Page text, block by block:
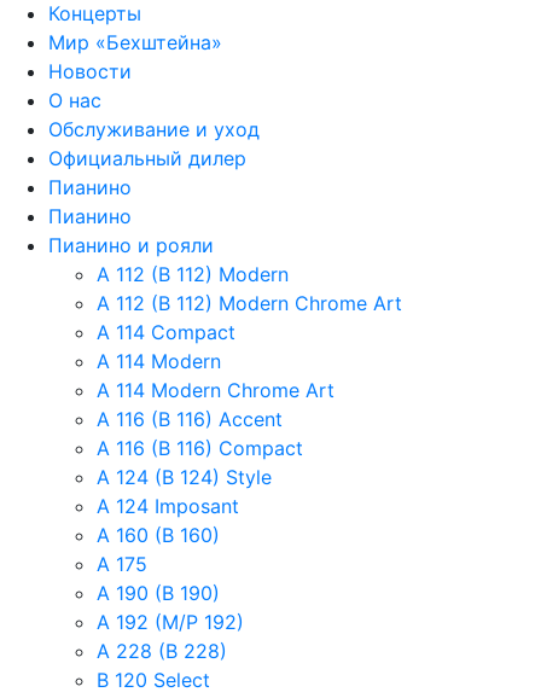
Концерты
Мир «Бехштейна»
Новости
О нас
Обслуживание и уход
Официальный дилер
Пианино
Пианино
Пианино и рояли
A 112 (B 112) Modern
A 112 (B 112) Modern Chrome Art
A 114 Compact
A 114 Modern
A 114 Modern Chrome Art
A 116 (B 116) Accent
A 116 (B 116) Compact
A 124 (B 124) Style
A 124 Imposant
A 160 (B 160)
A 175
A 190 (B 190)
A 192 (M/P 192)
A 228 (B 228)
B 120 Select